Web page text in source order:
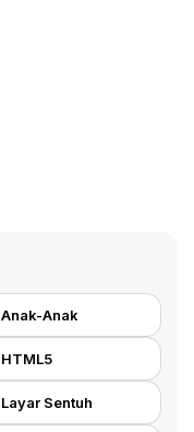
Anak-Anak
HTML5
Layar Sentuh